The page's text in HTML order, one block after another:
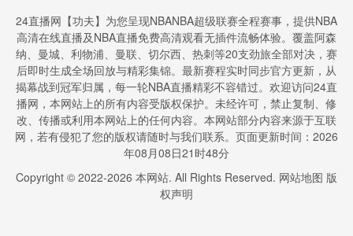
24直播网【功夫】为您呈现NBANBA超级联赛全程赛事，提供NBA
高清在线直播及NBA直播免费高清观看无插件流畅体验。覆盖阿森
纳、曼城、利物浦、曼联、切尔西、热刺等20支劲旅全部对决，赛
后即时生成全场回放与精彩集锦。最新赛程实时同步官方更新，从
揭幕战到冠军归属，每一轮NBA直播精彩不容错过。欢迎访问24直
播网，本网站上的所有内容受版权保护。未经许可，禁止复制、修
改、传播或利用本网站上的任何内容。本网站部分内容来源于互联
网，若有侵犯了您的版权请随时与我们联系。页面更新时间：2026
年08月08日21时48分
Copyright © 2022-2026 本网站. All Rights Reserved. 网站地图 版
权声明